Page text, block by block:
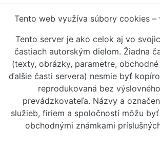
Tento web využíva súbory cookies –
Tento server je ako celok aj vo
častiach autorským dielom. Žiadna
(texty, obrázky, parametre,
ďalšie časti servera) nesmie byť
reprodukovaná bez
prevádzkovateľa. Názvy a
služieb, firiem a spoločností môžu
obchodnými známkami